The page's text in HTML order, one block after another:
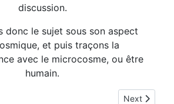
discussion.
donc le sujet sous son aspect
et puis traçons la
avec le microcosme, ou être
humain.
DE DZYAN Next article:
Next